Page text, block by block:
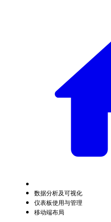
数据分析及可视化
仪表板使用与管理
移动端布局